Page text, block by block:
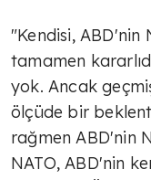
"Kendisi, ABD'nin
tamamen
yok. Ancak
ölçüde bir
rağmen ABD'nin
NATO, ABD'nin